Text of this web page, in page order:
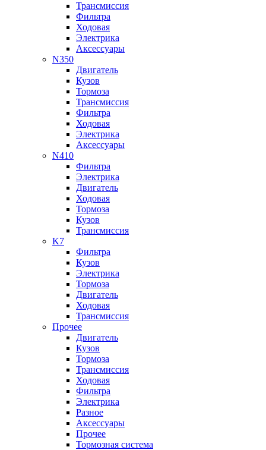
Трансмиссия
Фильтра
Ходовая
Электрика
Аксессуары
N350
Двигатель
Кузов
Тормоза
Трансмиссия
Фильтра
Ходовая
Электрика
Аксессуары
N410
Фильтра
Электрика
Двигатель
Ходовая
Тормоза
Кузов
Трансмиссия
K7
Фильтра
Кузов
Электрика
Тормоза
Двигатель
Ходовая
Трансмиссия
Прочее
Двигатель
Кузов
Тормоза
Трансмиссия
Ходовая
Фильтра
Электрика
Разное
Аксессуары
Прочее
Тормозная система